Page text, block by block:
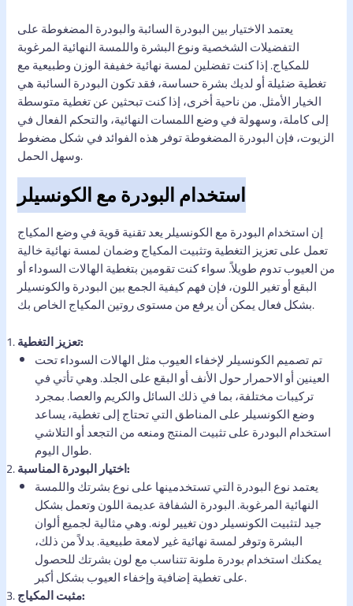
يعتمد الاختيار بين البودرة السائبة والبودرة المضغوطة على
التفضيلات الشخصية ونوع البشرة واللمسة النهائية المرغوبة
للمكياج. إذا كنت تفضلين لمسة نهائية خفيفة الوزن وطبيعية مع
تغطية ضئيلة أو لديك بشرة حساسة، فقد تكون البودرة السائبة هي
الخيار الأمثل. من ناحية أخرى، إذا كنت تبحثين عن تغطية متوسطة
إلى كاملة، وسهولة في وضع اللمسات النهائية، والتحكم الفعال في
الزيوت، فإن البودرة المضغوطة توفر هذه الفوائد في شكل مضغوط
وسهل الحمل.
استخدام البودرة مع الكونسيلر
إن استخدام البودرة مع الكونسيلر يعد تقنية قوية في وضع المكياج
تعمل على تعزيز التغطية وتثبيت المكياج وضمان لمسة نهائية خالية
من العيوب تدوم طويلاً. سواء كنت تقومين بتغطية الهالات السوداء أو
البقع أو تغير اللون، فإن فهم كيفية الجمع بين البودرة والكونسيلر
بشكل فعال يمكن أن يرفع من مستوى روتين المكياج الخاص بك.
تعزيز التغطية:
تم تصميم الكونسيلر لإخفاء العيوب مثل الهالات السوداء تحت
العينين أو الاحمرار حول الأنف أو البقع على الجلد. وهي تأتي في
تركيبات مختلفة، بما في ذلك السائل والكريم والعصا. بمجرد
وضع الكونسيلر على المناطق التي تحتاج إلى تغطية، يساعد
استخدام البودرة على تثبيت المنتج ومنعه من التجعد أو التلاشي
طوال اليوم.
اختيار البودرة المناسبة:
يعتمد نوع البودرة التي تستخدمينها على نوع بشرتك واللمسة
النهائية المرغوبة. البودرة الشفافة عديمة اللون وتعمل بشكل
جيد لتثبيت الكونسيلر دون تغيير لونه. وهي مثالية لجميع ألوان
البشرة وتوفر لمسة نهائية غير لامعة طبيعية. بدلاً من ذلك،
يمكنك استخدام بودرة ملونة تتناسب مع لون بشرتك للحصول
على تغطية إضافية وإخفاء العيوب بشكل أكبر.
مثبت المكياج: